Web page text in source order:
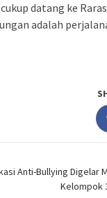
datang ke
adalah
Anti-Bullying Digelar
Kelompok